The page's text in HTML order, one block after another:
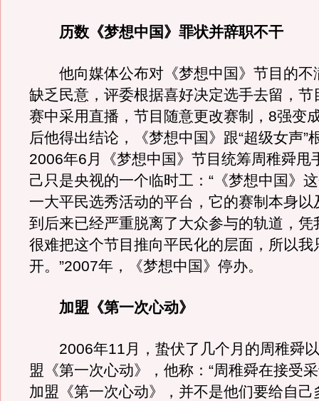
历数《梦想中国》罪状并辞职不干
他向媒体公布对《梦想中国》节目的不
缺乏民意，评委根据喜好决定选手去留，节
赛中采用直播，节目随意更改赛制，8强变
后他得出结论，《梦想中国》跟“超级女声”
2006年6月《梦想中国》节目统筹周稚舜甩
己只是央视的一个临时工：“《梦想中国》
一大平民选秀活动的平台，它的赛制本身以
到后来已经严重脱离了大众参与的轨道，凭
很难把这个节目推向平民化的层面，所以我
开。”2007年，《梦想中国》停办。
加盟《第一次心动》
2006年11月，蛰伏了几个月的周稚舜
盟《第一次心动》，他称：“周稚舜在接受
加盟《第一次心动》，并不是他们要给自己